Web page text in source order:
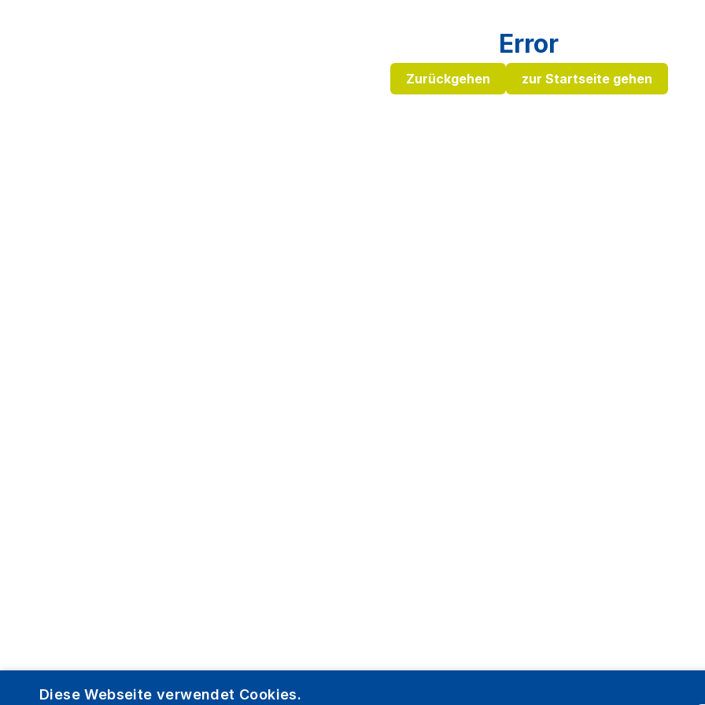
Error
Zurückgehen zur Startseite gehen
Diese Webseite verwendet Cookies.